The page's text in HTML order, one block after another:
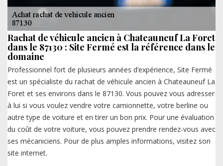
Rachat de véhicule ancien à Chateauneuf La Foret
dans le 87130 : Site Fermé est la référence dans le
domaine
Professionnel fort de plusieurs années d’expérience, Site Fermé
est un spécialiste du rachat de véhicule ancien à Chateauneuf La
Foret et ses environs dans le 87130. Vous pouvez vous adresser
à lui si vous voulez vendre votre camionnette, votre berline ou
autre type de voiture et en tirer un bon prix. Pour une évaluation
du coût de votre voiture, vous pouvez prendre rendez-vous avec
ses mécaniciens. Pour de plus amples informations, visitez son
site internet.